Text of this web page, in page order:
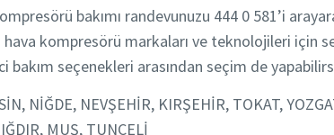
bakımı randevunuzu 444 0 581’i
kompresörü markaları ve teknolojileri için
seçenekleri arasından seçim de
NİĞDE, NEVŞEHİR, KIRŞEHİR, TOKAT,
MUŞ, TUNCELİ